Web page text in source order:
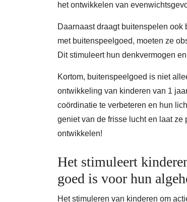
het ontwikkelen van
Daarnaast draagt buitenspelen
met buitenspeelgoed, moeten ze
Dit stimuleert hun denkvermogen
Kortom, buitenspeelgoed is niet
ontwikkeling van kinderen van 1
coördinatie te verbeteren en hun
geniet van de frisse lucht en laat
ontwikkelen!
Het stimuleert
goed is voor hun
Het stimuleren van kinderen om